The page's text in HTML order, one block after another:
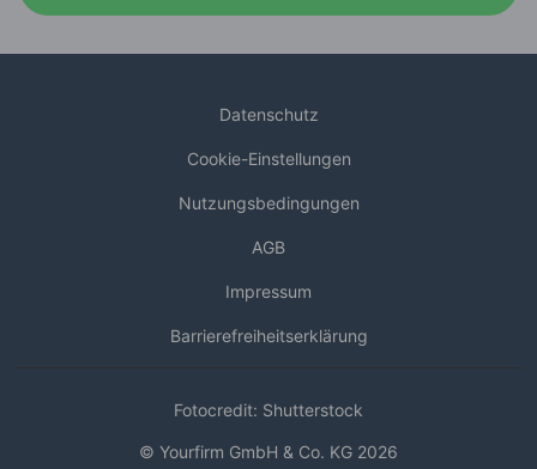
Datenschutz
Cookie-Einstellungen
Nutzungsbedingungen
AGB
Impressum
Barrierefreiheitserklärung
Fotocredit: Shutterstock
© Yourfirm GmbH & Co. KG 2026